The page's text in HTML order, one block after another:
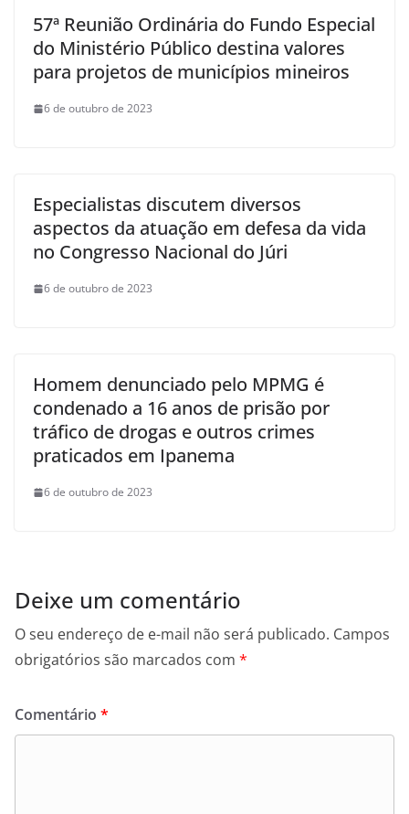
57ª Reunião Ordinária do Fundo Especial
do Ministério Público destina valores
para projetos de municípios mineiros
6 de outubro de 2023
Especialistas discutem diversos
aspectos da atuação em defesa da vida
no Congresso Nacional do Júri
6 de outubro de 2023
Homem denunciado pelo MPMG é
condenado a 16 anos de prisão por
tráfico de drogas e outros crimes
praticados em Ipanema
6 de outubro de 2023
Deixe um comentário
O seu endereço de e-mail não será publicado. Campos
obrigatórios são marcados com *
Comentário *